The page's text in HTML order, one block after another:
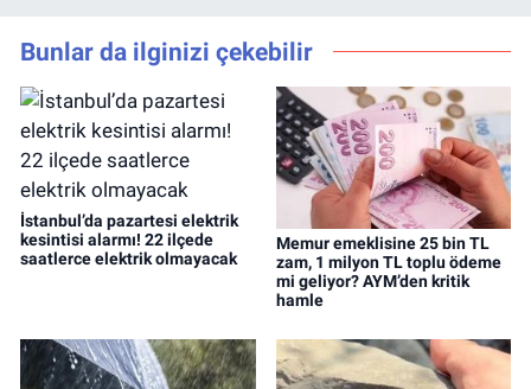
Bunlar da ilginizi çekebilir
İstanbul’da pazartesi elektrik
kesintisi alarmı! 22 ilçede
saatlerce elektrik olmayacak
Memur emeklisine 25 bin TL
zam, 1 milyon TL toplu ödeme
mi geliyor? AYM’den kritik
hamle